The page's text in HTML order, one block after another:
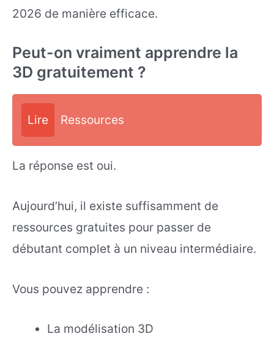
2026 de manière efficace.
Peut-on vraiment apprendre la
3D gratuitement ?
Lire Ressources
La réponse est oui.
Aujourd’hui, il existe suffisamment de
ressources gratuites pour passer de
débutant complet à un niveau intermédiaire.
Vous pouvez apprendre :
La modélisation 3D